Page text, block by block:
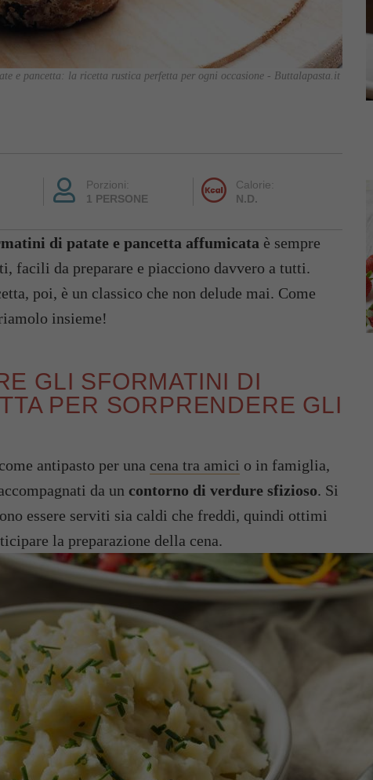
e pancetta: la ricetta rustica perfetta per ogni occasione - Buttalapasta.it
Porzioni:
1 PERSONE
Calorie:
N.D.
di patate e pancetta affumicata è sempre
facili da preparare e piacciono davvero a tutti.
poi, è un classico che non delude mai. Come
insieme!
GLI SFORMATINI DI
PER SORPRENDERE GLI
antipasto per una cena tra amici o in famiglia,
da un contorno di verdure sfizioso. Si
essere serviti sia caldi che freddi, quindi ottimi
la preparazione della cena.